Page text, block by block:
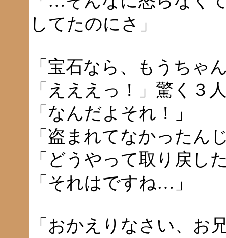
してたのにさ」
「宝石なら、もうちゃ
「えええっ！」驚く３
「なんだよそれ！」
「盗まれてなかったん
「どうやって取り戻し
「それはですね…」
「おかえりなさい、お